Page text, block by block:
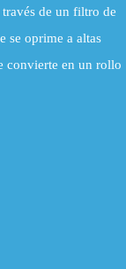
de un filtro de
se oprime a altas
convierte en un rollo